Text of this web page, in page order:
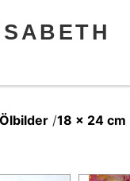
Ölbilder /18 x 24 cm